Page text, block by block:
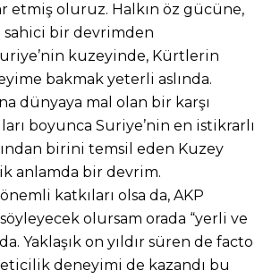
etmiş oluruz. Halkın öz gücüne,
sahici bir devrimden
kuzeyinde, Kürtlerin
bakmak yeterli aslında.
dünyaya mal olan bir karşı
boyunca Suriye’nin en istikrarlı
birini temsil eden Kuzey
anlamda bir devrim.
katkıları olsa da, AKP
olursam orada “yerli ve
Yaklaşık on yıldır süren de facto
deneyimi de kazandı bu